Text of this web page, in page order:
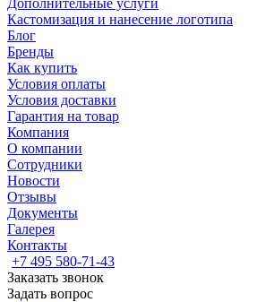
Дополнительные услуги
Кастомизация и нанесение логотипа
Блог
Бренды
Как купить
Условия оплаты
Условия доставки
Гарантия на товар
Компания
О компании
Сотрудники
Новости
Отзывы
Документы
Галерея
Контакты
+7 495 580-71-43
Заказать звонок
Задать вопрос